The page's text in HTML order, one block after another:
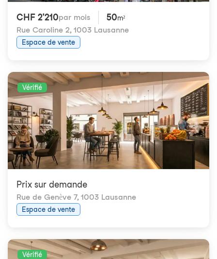
CHF 2'210par mois 50m²
Rue Caroline 2, 1003 Lausanne
Espace de vente
Vérifié
Prix ​​sur demande
Rue de Genève 7, 1003 Lausanne
Espace de vente
Vérifié